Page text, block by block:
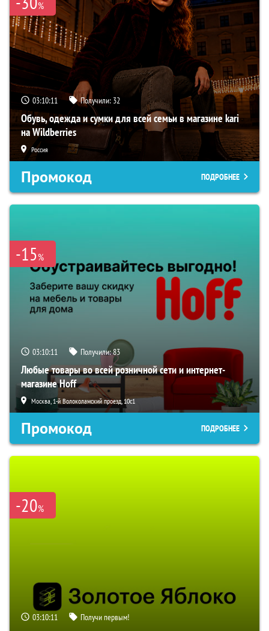
%
03:10:10 Получили: 32
Обувь, одежда и сумки для всей семьи в магазине kari
на Wildberries
Россия
Промокод ПОДРОБНЕЕ
-15%
03:10:10 Получили:83
Любые товары во всей розничной сети и интернет-
магазине Hoff
Москва, 1-й Волоколамский проезд, 10с1
Промокод ПОДРОБНЕЕ
-20%
03:10:10 Получи первым!